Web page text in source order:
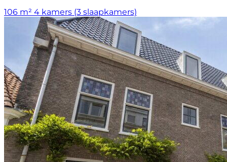
106 m² 4 kamers (3 slaapkamers)